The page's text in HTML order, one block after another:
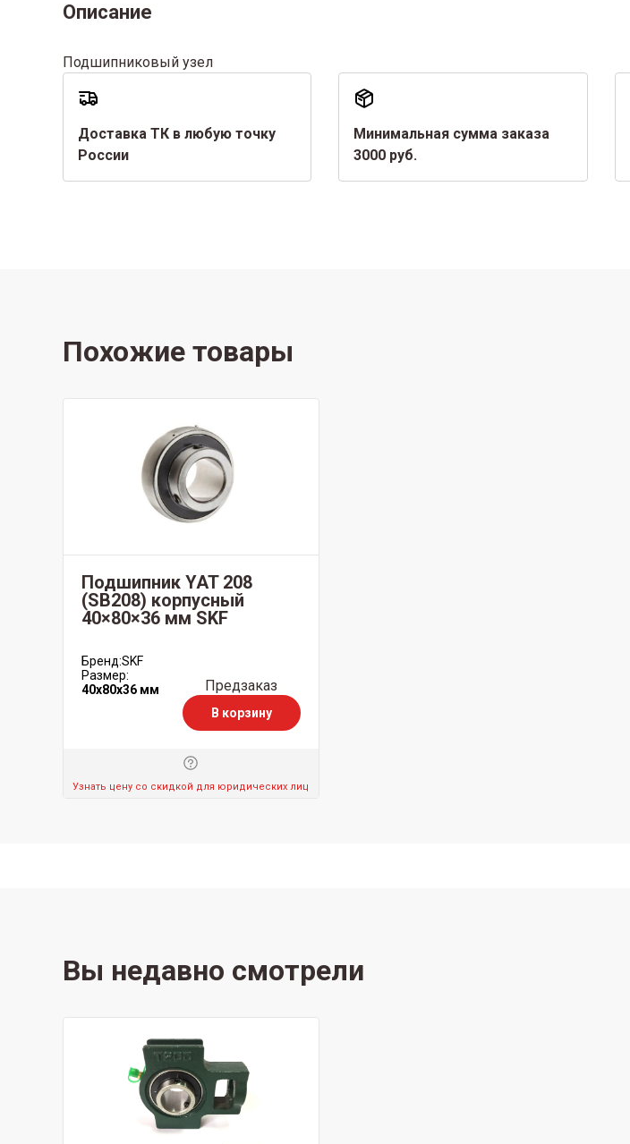
Описание
Подшипниковый узел
Доставка ТК в любую точку
России
Минимальная сумма заказа
3000 руб.
Похожие товары
Подшипник YAT 208
(SB208) корпусный
40×80×36 мм SKF
Бренд:SKF
Размер:
40x80x36 мм
Предзаказ
В корзину
Узнать цену со скидкой для юридических лиц
Вы недавно смотрели